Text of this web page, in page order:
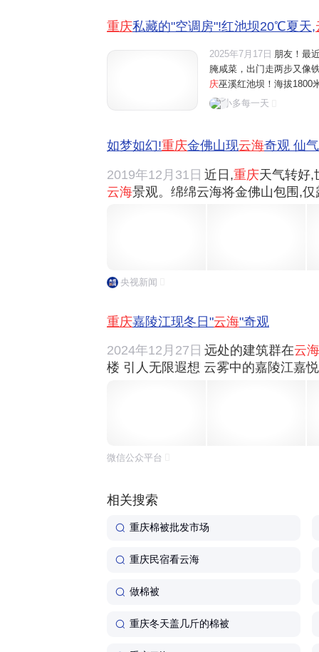
重庆私藏的"空调房"!红池坝20℃夏天,
2025年7月17日 朋友！最
腌咸菜，出门走两步又像
庆巫溪红池坝！海拔1800
棉被，妥妥的天然大空调
小多每一天
如梦如幻!重庆金佛山现云海奇观 仙
2019年12月31日 近日,重庆天气转好,
云海景观。绵绵云海将金佛山包围,仅
央视新闻
重庆嘉陵江现冬日"云海"奇观
2024年12月27日 远处的建筑群在云海
楼 引人无限遐想 云雾中的嘉陵江嘉
微信公众平台
相关搜索
重庆棉被批发市场
重庆民宿看云海
做棉被
重庆冬天盖几斤的棉被